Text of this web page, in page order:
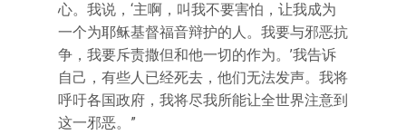
心。我说，‘主啊，叫我不要害怕，让我成为
一个为耶稣基督福音辩护的人。我要与邪恶抗
争，我要斥责撒但和他一切的作为。’我告诉
自己，有些人已经死去，他们无法发声。我将
呼吁各国政府，我将尽我所能让全世界注意到
这一邪恶。”